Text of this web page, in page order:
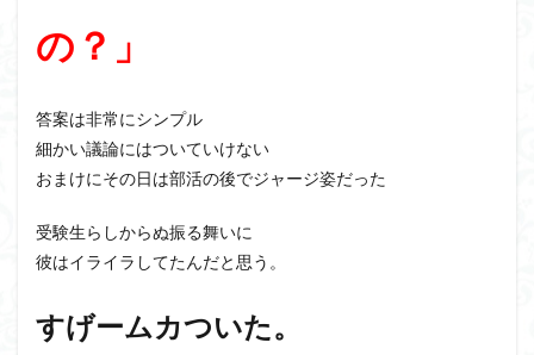
の？」
答案は非常にシンプル
細かい議論にはついていけない
おまけにその日は部活の後でジャージ姿だった
受験生らしからぬ振る舞いに
彼はイライラしてたんだと思う。
すげームカついた。